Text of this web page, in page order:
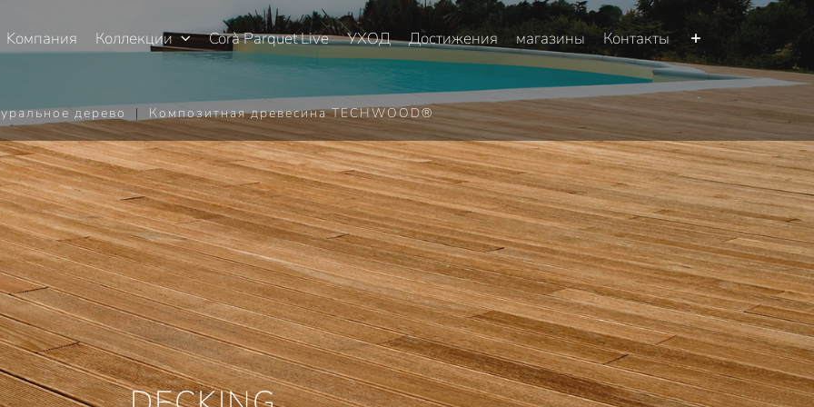
Kомпания Коллекции Corà Parquet Live УХОД Достижения магазины Контакты
дерево | Композитная древесина TECHWOOD®